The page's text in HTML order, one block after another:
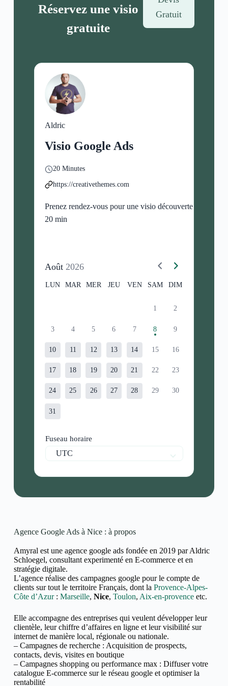
Réservez une visio
gratuite
Gratuit
Aldric
Visio Google Ads
20 Minutes
https://creativethemes.com
Prenez rendez-vous pour une visio découverte de
20 min
Août 2026
LUN MAR MER JEU VEN SAM DIM
1 2
3 4 5 6 7 8 9
10 11 12 13 14 15 16
17 18 19 20 21 22 23
24 25 26 27 28 29 30
31
Fuseau horaire
UTC
Agence Google Ads à Nice : à propos
Amyral est une agence google ads fondée en 2019 par Aldric
Schloegel, consultant experimenté en E-commerce et en
stratégie digitale.
L’agence réalise des campagnes google pour le compte de
clients sur tout le territoire Français, dont la Provence-Alpes-
Côte d’Azur: Marseille, Nice, Toulon, Aix-en-provenceetc.
Elle accompagne des entreprises qui veulent développer leur
clientèle, leur chiffre d’affaires en ligne et leur visibilité sur
internet de manière local, régionale ou nationale.
– Campagnes de recherche : Acquisition de prospects,
contacts, devis, visites en boutique
– Campagnes shopping ou performance max : Diffuser votre
catalogue E-commerce sur le réseau google et optimiser la
rentabilité